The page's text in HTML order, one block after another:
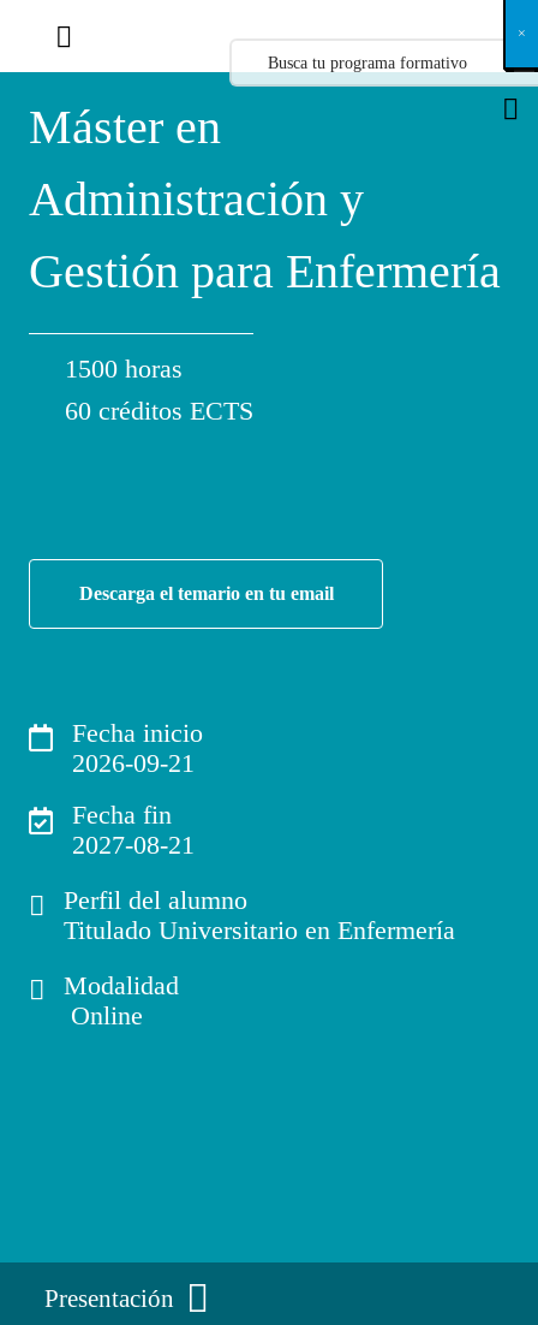
Máster en
Administración y
Gestión para Enfermería
1500 horas
60 créditos ECTS
Descarga el temario en tu email
Fecha inicio
2026-09-21
Fecha fin
2027-08-21
Perfil del alumno
Titulado Universitario en Enfermería
Modalidad
Online
Presentación
X
×
×
×
×
×
×
×
×
×
×
×
×
×
×
×
×
×
×
×
×
×
×
×
×
×
×
×
×
×
×
×
×
×
×
×
×
×
×
×
×
×
×
×
×
×
×
×
×
×
×
×
×
×
×
×
×
×
×
×
×
×
×
×
×
×
×
×
×
×
×
×
×
×
×
×
×
×
×
×
×
×
×
×
×
×
×
×
×
×
×
×
×
×
×
×
×
×
×
×
×
×
×
×
×
×
×
×
×
×
×
×
×
×
×
×
×
×
×
×
×
×
×
×
×
×
×
×
×
×
×
×
×
×
×
×
×
×
×
×
×
×
×
×
×
×
×
×
×
×
×
×
×
×
×
×
×
×
×
×
×
×
×
×
×
×
×
×
×
×
×
×
×
×
×
×
×
×
×
×
×
×
×
×
×
×
×
×
×
×
×
×
×
×
×
×
×
×
×
×
×
×
×
×
×
×
×
×
×
×
×
×
×
×
×
×
×